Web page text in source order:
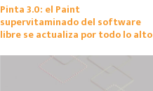
Pinta 3.0: el Paint
supervitaminado del software
libre se actualiza por todo lo alto